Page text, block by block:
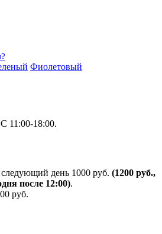
Фиолетовый
11:00-18:00.
следующий день 1000 руб. (1200 руб.,
после 12:00).
руб.